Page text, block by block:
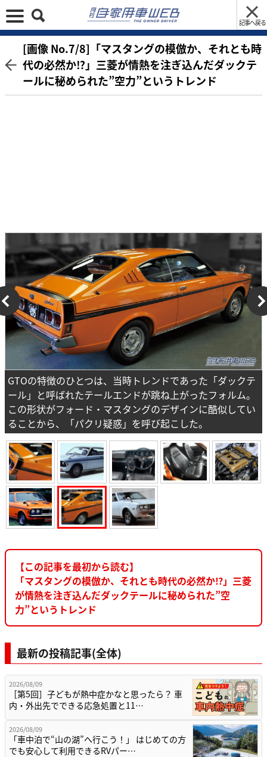
記事へ戻る
[画像 No.7/8]「マスタングの模倣か、それとも時
代の必然か⁉︎」三菱が情熱を注ぎ込んだダックテ
ールに秘められた”空力”というトレンド
GTOの特徴のひとつは、当時トレンドであった「ダックテ
ール」と呼ばれたテールエンドが跳ね上がったフォルム。
この形状がフォード・マスタングのデザインに酷似してい
ることから、「パクリ疑惑」を呼び起こした。
【この記事を最初から読む】
「マスタングの模倣か、それとも時代の必然か⁉︎」三菱
が情熱を注ぎ込んだダックテールに秘められた”空
力”というトレンド
最新の投稿記事(全体)
2026/08/09
［第5回］子どもが熱中症かなと思ったら？ 車
内・外出先でできる応急処置と11…
2026/08/09
「車中泊で“山の湖”へ行こう！」 はじめての方
でも安心して利用できるRVパー…